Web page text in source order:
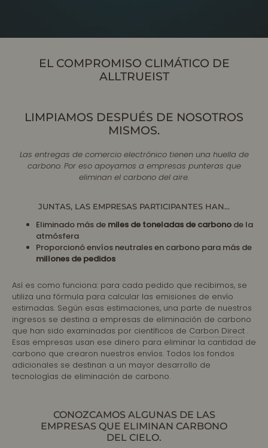
EL COMPROMISO CLIMÁTICO DE
ALLTRUEIST
LIMPIAMOS DESPUÉS DE NOSOTROS
MISMOS.
Las entregas de comercio electrónico tienen una huella de
carbono. Por eso apoyamos a empresas punteras que
eliminan el carbono del aire.
JUNTAS, LAS EMPRESAS PARTICIPANTES HAN...
Eliminado más de miles de toneladas de carbono de la
atmósfera
Proporcionó envíos neutrales en carbono para más de
millones de pedidos
Así es como funciona: para cada pedido que recibimos, se
utiliza una fórmula para calcular las emisiones de envío
estimadas. Según esas estimaciones, una parte de nuestros
ingresos se destina a empresas de eliminación de carbono
que han sido examinadas por científicos de Carbon Direct .
Esas empresas usan ese dinero para eliminar la cantidad de
carbono que crearon nuestros envíos. Todos los fondos
adicionales se destinan a un mayor desarrollo de
tecnologías de eliminación de carbono.
CONOZCAMOS ALGUNAS DE LAS
EMPRESAS QUE ELIMINAN CARBONO
DEL CIELO.